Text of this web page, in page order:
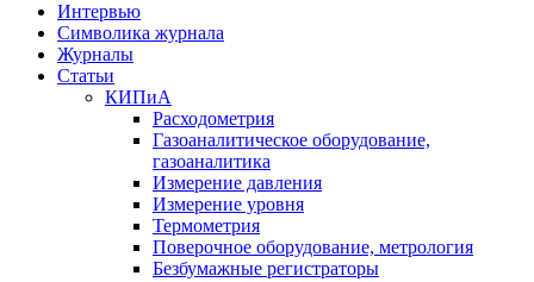
Интервью
Символика журнала
Журналы
Статьи
КИПиА
Расходометрия
Газоаналитическое оборудование,
газоаналитика
Измерение давления
Измерение уровня
Термометрия
Поверочное оборудование, метрология
Безбумажные регистраторы